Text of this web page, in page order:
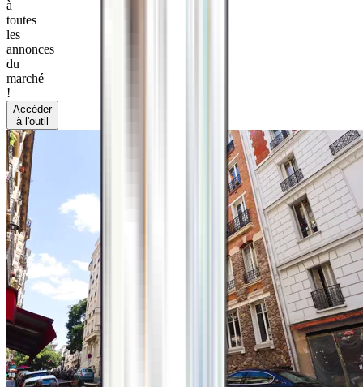
à
toutes
les
annonces
du
marché
!
Accéder
à l'outil